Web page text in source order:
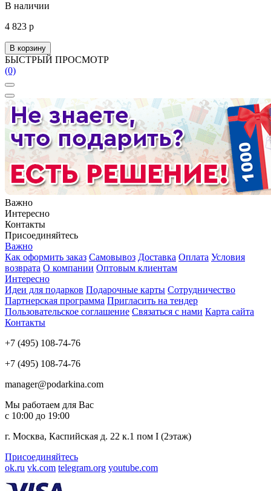
В наличии
4 823 р
В корзину
БЫСТРЫЙ ПРОСМОТР
(0)
Важно
Интересно
Контакты
Присоединяйтесь
Важно
Как оформить заказ Самовывоз Доставка Оплата Условия
возврата О компании Оптовым клиентам
Интересно
Идеи для подарков Подарочные карты Сотрудничество
Партнерская программа Пригласить на тендер
Пользовательское соглашение Связаться с нами Карта сайта
Контакты
+7 (495) 108-74-76
+7 (495) 108-74-76
manager@podarkina.com
Мы работаем для Вас
с 10:00 до 19:00
г. Москва, Каспийская д. 22 к.1 пом I (2этаж)
Присоединяйтесь
ok.ru vk.com telegram.org youtube.com